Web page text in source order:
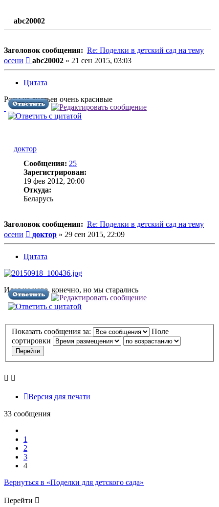
abc20002
Заголовок сообщения: Re: Поделки в детский сад на тему
осени
Сообщение
abc20002 » 21 сен 2015, 03:03
Цитата
Розы из листьев очень красивые
доктор
Сообщения: 25
Зарегистрирован:
19 фев 2012, 20:00
Откуда:
Беларусь
Заголовок сообщения: Re: Поделки в детский сад на тему
осени
Сообщение
доктор » 29 сен 2015, 22:09
Цитата
Идея не нова, конечно, но мы старались
Показать сообщения за:
Поле
сортировки
Версия для печати
33 сообщения
1
2
3
4
Вернуться в «Поделки для детского сада»
Перейти